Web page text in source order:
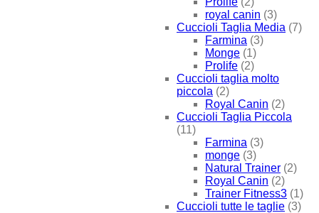
royal canin (3)
Cuccioli Taglia Media (7)
Farmina (3)
Monge (1)
Prolife (2)
Cuccioli taglia molto
piccola (2)
Royal Canin (2)
Cuccioli Taglia Piccola
(11)
Farmina (3)
monge (3)
Natural Trainer (2)
Royal Canin (2)
Trainer Fitness3 (1)
Cuccioli tutte le taglie (3)